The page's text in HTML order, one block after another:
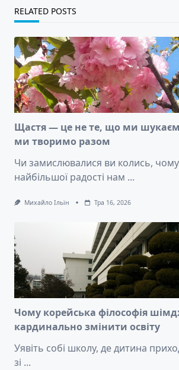
RELATED POSTS
Щастя — це не те, що ми
ми творимо разом
Чи замислювалися ви колись,
найбільшої радості нам ...
Михайло Ільїн Тра 16, 2026
Чому корейська філософія
кардинально змінити освіту
Уявіть собі школу, де дитина
зі ...